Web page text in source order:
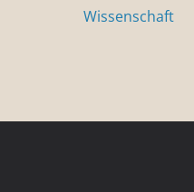
Wissenschaft